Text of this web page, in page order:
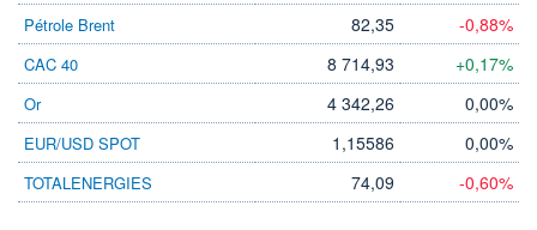
Pétrole Brent 82,35 -0,88%
CAC 40 8 714,93 +0,17%
Or 4 342,26 0,00%
EUR/USD SPOT 1,15586 0,00%
TOTALENERGIES 74,09 -0,60%